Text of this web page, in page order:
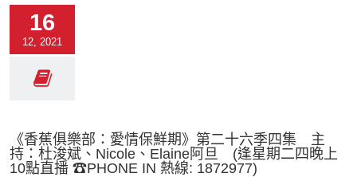
16
12, 2021
《香蕉俱樂部：愛情保鮮期》第二十六季四集 主
持：杜浚斌、Nicole、Elaine阿旦 (逢星期二四晚上
10點直播 ☎PHONE IN 熱線: 1872977)